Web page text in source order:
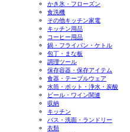
かき氷・フローズン
食洗機
その他キッチン家電
キッチン用品
コーヒー用品
鍋・フライパン・ケトル
包丁・まな板
調理ツール
保存容器・保存アイテム
食器・テーブルウェア
水筒・ポット・浄水・炭酸
ビール・ワイン関連
収納
キッチン
バス・洗面・ランドリー
衣類